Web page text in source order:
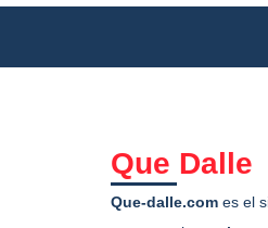
Que Dalle
Que-dalle.com es el